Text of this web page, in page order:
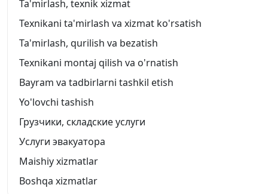
Ta'mirlash, texnik xizmat
Texnikani ta'mirlash va xizmat ko'rsatish
Ta'mirlash, qurilish va bezatish
Texnikani montaj qilish va o'rnatish
Bayram va tadbirlarni tashkil etish
Yo'lovchi tashish
Грузчики, складские услуги
Услуги эвакуатора
Maishiy xizmatlar
Boshqa xizmatlar